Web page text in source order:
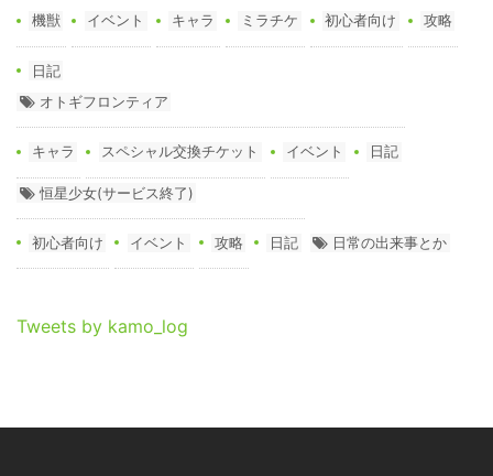
機獣 イベント キャラ ミラチケ 初心者向け 攻略
日記
オトギフロンティア
キャラ スペシャル交換チケット イベント 日記
恒星少女(サービス終了)
初心者向け イベント 攻略 日記 日常の出来事とか
Tweets by kamo_log